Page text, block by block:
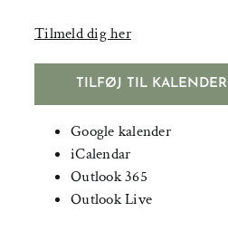
Tilmeld dig her
TILFØJ TIL KALENDER
Google kalender
iCalendar
Outlook 365
Outlook Live